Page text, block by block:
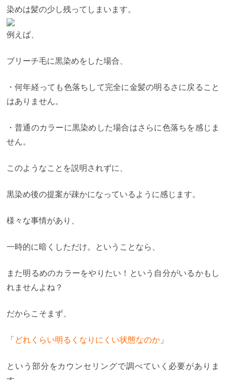
染めは髪の少し残ってしまいます。
例えば、
ブリーチ毛に黒染めをした場合、
・何年経っても色落ちして完全に金髪の明るさに戻ること
はありません。
・普通のカラーに黒染めした場合はさらに色落ちを感じま
せん。
このようなことを説明されずに、
黒染め後の提案が疎かになっているように感じます。
様々な事情があり、
一時的に暗くしただけ。ということなら、
また明るめのカラーをやりたい！という自分がいるかもし
れませんよね？
だからこそまず、
「 どれくらい明るくなりにくい状態なのか 」
という部分をカウンセリングで調べていく必要がありま